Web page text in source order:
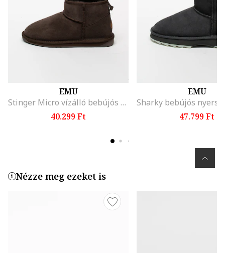
EMU
Stinger Micro vízálló bebújós nyersbőr csizma
40.299 Ft
EMU
47.799 Ft
Nézze meg ezeket is